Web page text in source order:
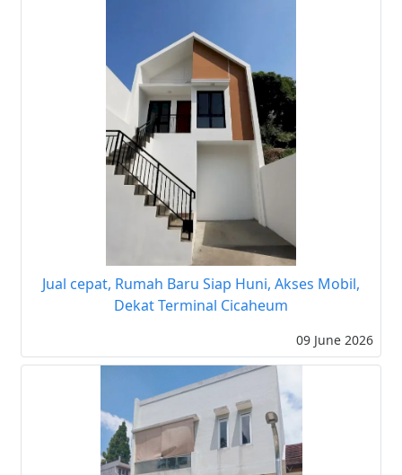
Jual cepat, Rumah Baru Siap Huni, Akses Mobil,
Dekat Terminal Cicaheum
09 June 2026